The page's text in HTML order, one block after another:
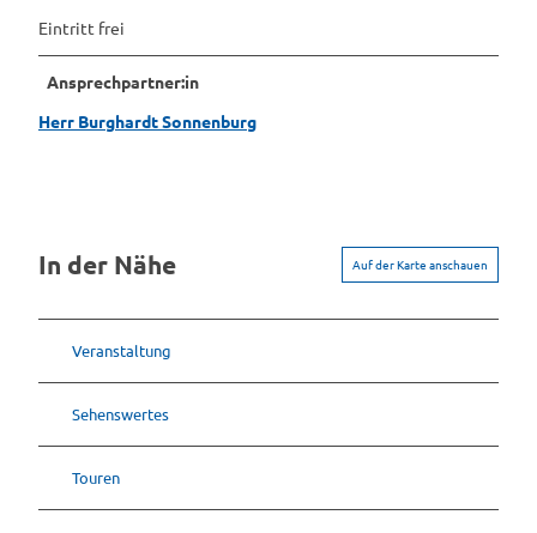
Eintritt frei
Ansprechpartner:in
Herr Burghardt Sonnenburg
In der Nähe Auf der Karte anschauen
Veranstaltung
Sehenswertes
Touren